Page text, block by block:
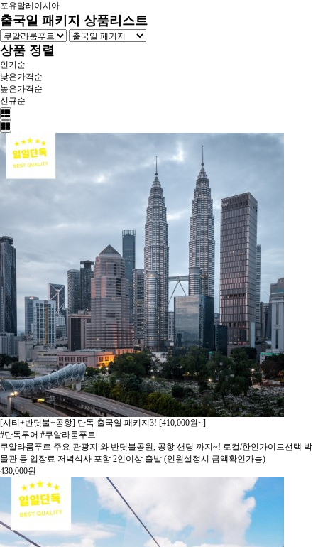
포유말레이시아
출국일 패키지 상품리스트
상품 정렬
인기순
낮은가격순
높은가격순
신규순
[시티+반딧불+공항] 단독 출국일 패키지3! [410,000원~]
#단독투어 #쿠알라룸푸르
쿠알라룸푸르 주요 관광지 와 반딧불공원, 공항 샌딩 까지~! 로컬/한인가이드선택 박
물관 등 입장료 저녁식사 포함 2인이상 출발 (인원설정시 금액확인가능)
430,000원